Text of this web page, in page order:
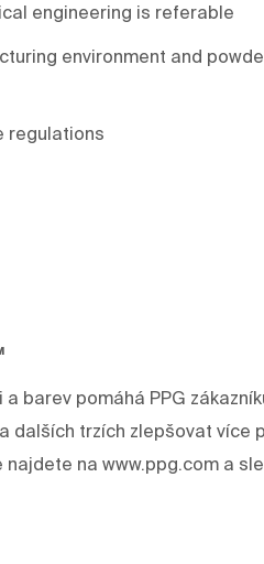
engineering is referable
environment and
regulations
barev pomáhá PPG
trzích zlepšovat více
na www.ppg.com a